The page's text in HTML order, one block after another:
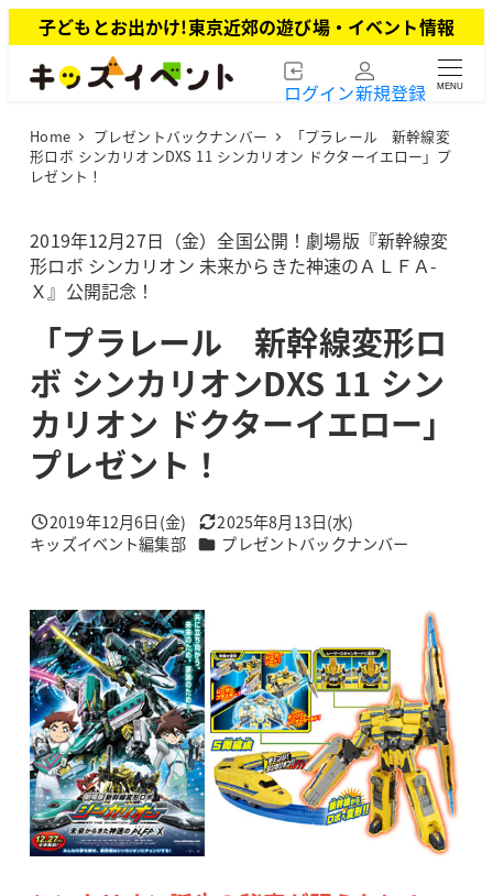
イ
子どもとお出かけ!東京近郊の遊び場・イベント情報
ログイン新規登録 MENU
Home プレゼントバックナンバー
「プラレール 新幹線変
形ロボ シンカリオンDXS 11 シンカリオン ドクターイエロー」プ
レゼント！
2019年12月27日（金）全国公開！劇場版『新幹線変
形ロボ シンカリオン 未来からきた神速のＡＬＦＡ-
Ｘ』公開記念！
「プラレール 新幹線変形ロ
ボ シンカリオンDXS 11 シン
カリオン ドクターイエロー」
プレゼント！
投稿日
2019年12月6日(金) 更新日
2025年8月13日(水)
著
キッズイベント編集部 カテゴリー
プレゼントバックナンバー